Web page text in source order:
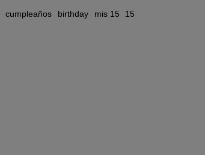
cumpleaños birthday mis 15 15